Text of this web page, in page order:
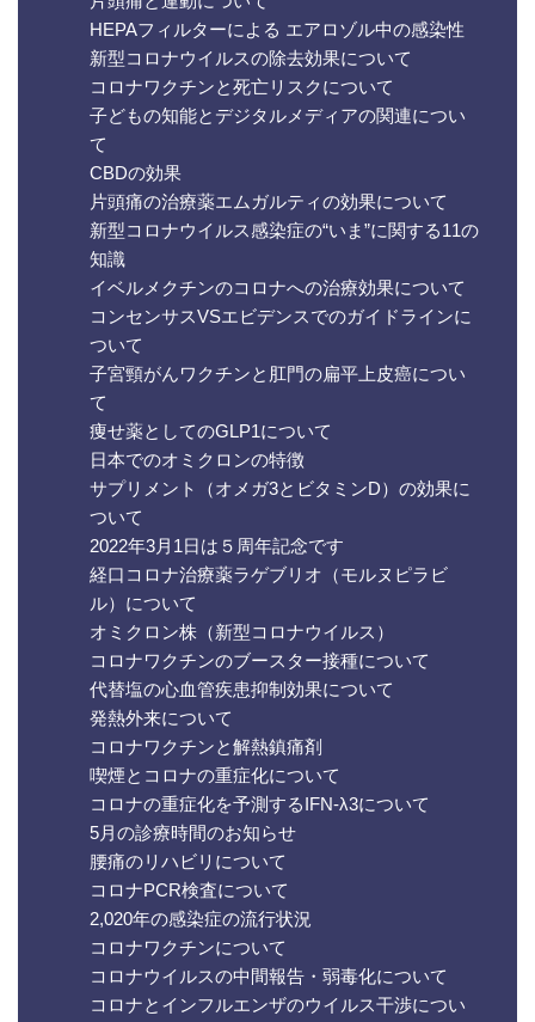
HEPAフィルターによる エアロゾル中の感染性
新型コロナウイルスの除去効果について
コロナワクチンと死亡リスクについて
子どもの知能とデジタルメディアの関連につい
て
CBDの効果
片頭痛の治療薬エムガルティの効果について
新型コロナウイルス感染症の“いま”に関する11の
知識
イベルメクチンのコロナへの治療効果について
コンセンサスVSエビデンスでのガイドラインに
ついて
子宮頸がんワクチンと肛門の扁平上皮癌につい
て
痩せ薬としてのGLP1について
日本でのオミクロンの特徴
サプリメント（オメガ3とビタミンD）の効果に
ついて
2022年3月1日は５周年記念です
経口コロナ治療薬ラゲブリオ（モルヌピラビ
ル）について
オミクロン株（新型コロナウイルス）
コロナワクチンのブースター接種について
代替塩の心血管疾患抑制効果について
発熱外来について
コロナワクチンと解熱鎮痛剤
喫煙とコロナの重症化について
コロナの重症化を予測するIFN-λ3について
5月の診療時間のお知らせ
腰痛のリハビリについて
コロナPCR検査について
2,020年の感染症の流行状況
コロナワクチンについて
コロナウイルスの中間報告・弱毒化について
コロナとインフルエンザのウイルス干渉につい